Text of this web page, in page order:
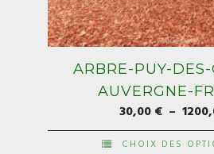
ARBRE-PUY-
AUVERGNE-
30,00€ –
CHOIX DES